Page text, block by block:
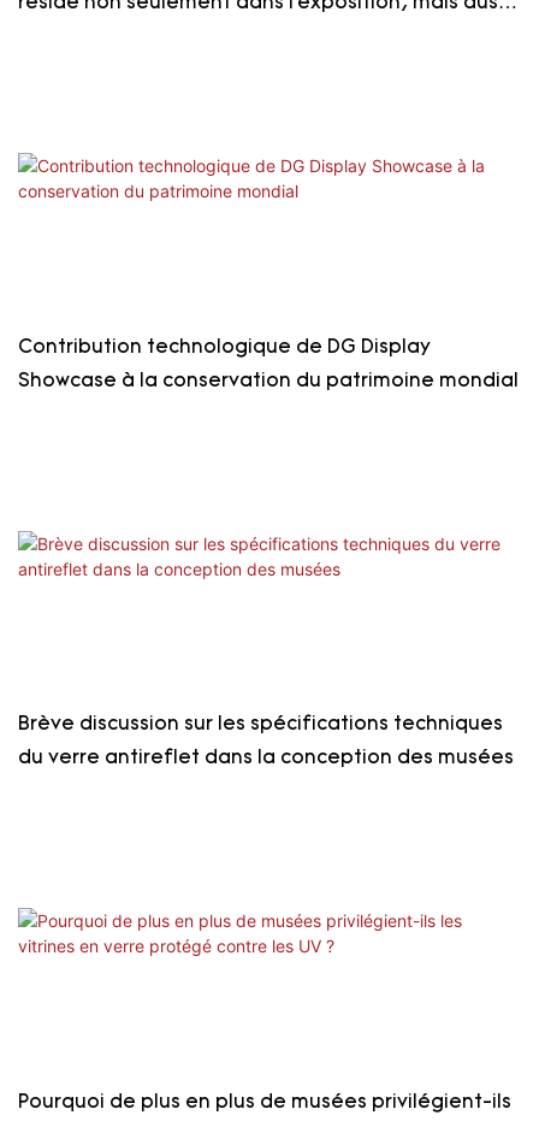
Contribution technologique de DG Display
Showcase à la conservation du patrimoine mondial
Brève discussion sur les spécifications techniques
du verre antireflet dans la conception des musées
Pourquoi de plus en plus de musées privilégient-ils